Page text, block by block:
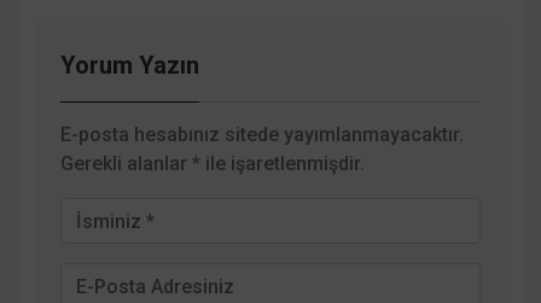
Yorum Yazın
E-posta hesabınız sitede yayımlanmayacaktır.
Gerekli alanlar * ile işaretlenmişdir.